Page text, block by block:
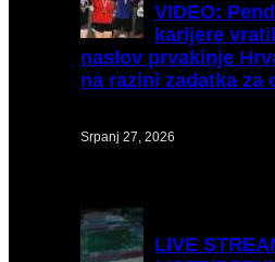
VIDEO:
karijere
naslov prvakinje
na razini zadatka za
Srpanj 27, 2026
LIVE